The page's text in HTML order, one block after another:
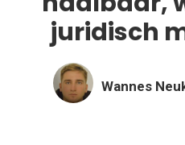
juridisch
Wannes